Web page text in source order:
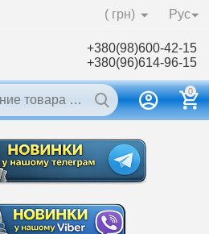
Рус
( грн)
+380(98)600-42-15
+380(96)614-96-15
0